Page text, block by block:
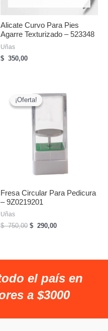
Alicate Curvo Para Pies
Agarre Texturizado – 523348
Uñas
$ 350,00
¡Oferta!
¡Oferta!
Fresa Circular Para Pedicura
– 9Z0219201
Uñas
$750,00 El
$
$ 290,00El
$
el país en
a $3000